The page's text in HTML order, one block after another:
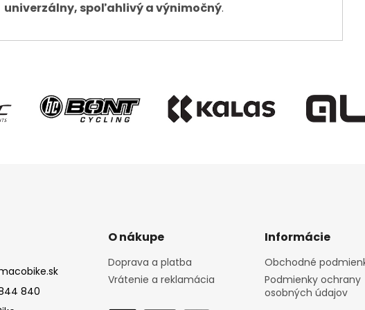
univerzálny, spoľahlivý a výnimočný.
840
O nákupe
Doprava a platba
Vrátenie a reklamácia
Informácie
Obchodné
Podmienky ochrany
osobných údajov